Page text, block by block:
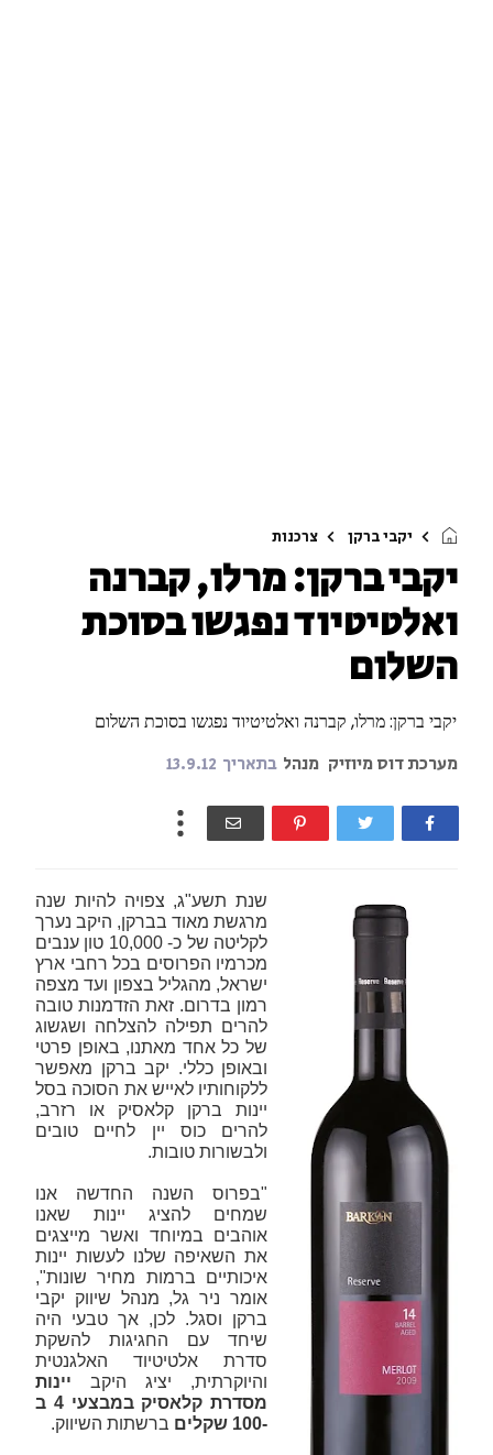
יקבי ברקן צרכנות
יקבי ברקן: מרלו, קברנה
ואלטיטיוד נפגשו בסוכת
השלום
יקבי ברקן: מרלו, קברנה ואלטיטיוד נפגשו בסוכת השלום
מערכת דוס מיוזיק מנהל בתאריך 13.9.12
שנת תשע"ג, צפויה להיות שנה
מרגשת מאוד בברקן, היקב נערך
לקליטה של כ- 10,000 טון ענבים
מכרמיו הפרוסים בכל רחבי ארץ
ישראל, מהגליל בצפון ועד מצפה
רמון בדרום. זאת הזדמנות טובה
להרים תפילה להצלחה ושגשוג
של כל אחד מאתנו, באופן פרטי
ובאופן כללי. יקב ברקן מאפשר
ללקוחותיו לאייש את הסוכה בסל
יינות ברקן קלאסיק או רזרב,
להרים כוס יין לחיים טובים
ולבשורות טובות.
"בפרוס השנה החדשה אנו
שמחים להציג יינות שאנו
אוהבים במיוחד ואשר מייצגים
את השאיפה שלנו לעשות יינות
איכותיים ברמות מחיר שונות",
אומר ניר גל, מנהל שיווק יקבי
ברקן וסגל. לכן, אך טבעי היה
שיחד עם החגיגות להשקת
סדרת אלטיטיוד האלגנטית
והיוקרתית, יציג היקב יינות
מסדרת קלאסיק במבצעי 4 ב
-100 שקלים
ברשתות השיווק.